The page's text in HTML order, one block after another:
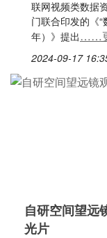
联网视频类数据
门联合印发的《
年）》提出……
2024-09-17
自研空间望远
光片